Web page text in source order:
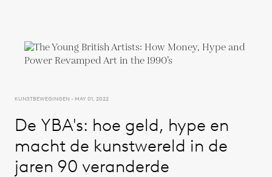
KUNSTBEWEGINGEN - MAY 01, 2022
De YBA's: hoe geld, hype en
macht de kunstwereld in de
jaren 90 veranderde